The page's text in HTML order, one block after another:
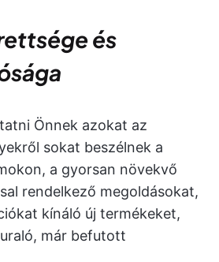
és
Önnek azokat az
sokat beszélnek a
a gyorsan növekvő
rendelkező megoldásokat,
kínáló új termékeket,
már befutott